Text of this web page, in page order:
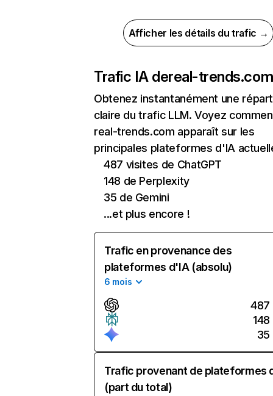
Afficher les détails du trafic →
Trafic IA dereal-trends.com
Obtenez instantanément une
claire du trafic LLM. Voyez
real-trends.com apparaît sur les
principales plateformes d'IA
487 visites de ChatGPT
148 de Perplexity
35 de Gemini
...et plus encore !
Trafic en provenance des
plateformes d'IA (absolu)
6 mois
487
148
35
Trafic provenant de plateformes
(part du total)